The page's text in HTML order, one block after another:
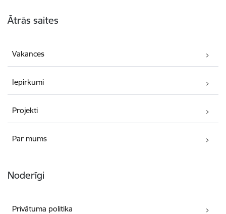
Ātrās saites
Vakances
Iepirkumi
Projekti
Par mums
Noderīgi
Privātuma politika